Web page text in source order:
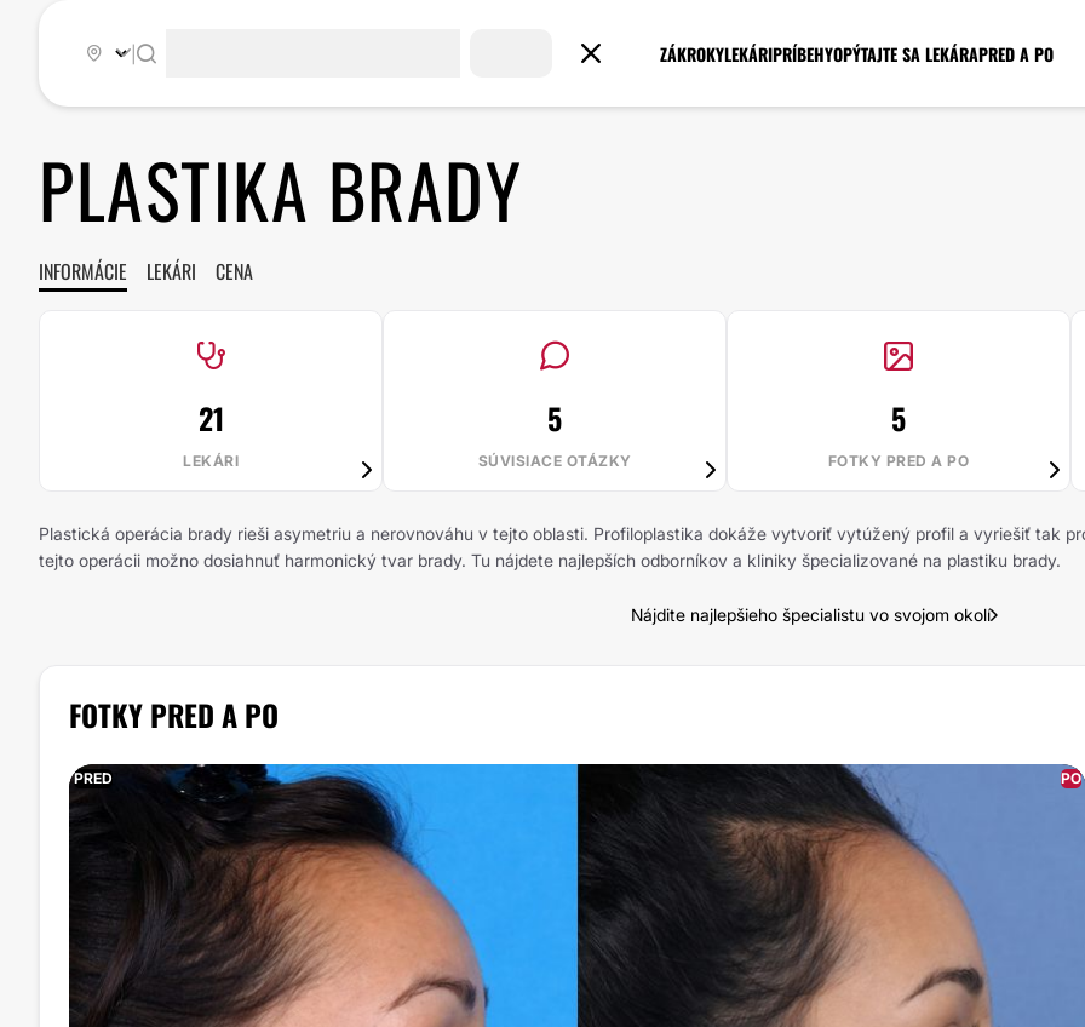
ZÁKROKYLEKÁRIPRÍBEHYOPÝTAJTE SA LEKÁRAPRED A PO
PLASTIKA BRADY
INFORMÁCIE LEKÁRI CENA
21
LEKÁRI
5
SÚVISIACE OTÁZKY
5
FOTKY PRED A PO
Plastická operácia brady rieši asymetriu a nerovnováhu v tejto oblasti. Profiloplastika dokáže vytvoriť vytúžený profil a vyriešiť tak
tejto operácii možno dosiahnuť harmonický tvar brady. Tu nájdete najlepších odborníkov a kliniky špecializované na plastiku brady.
Nájdite najlepšieho špecialistu vo svojom okolí
FOTKY PRED A PO
PRED PO